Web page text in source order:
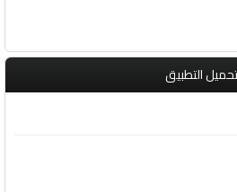
تحميل التطبيق